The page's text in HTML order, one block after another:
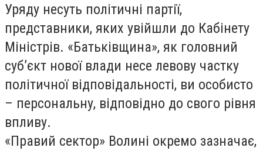
Уряду несуть політичні партії,
представники, яких увійшли до Кабінету
Міністрів. «Батьківщина», як головний
суб’єкт нової влади несе левову частку
політичної відповідальності, ви особисто
– персональну, відповідно до свого рівня
впливу.
«Правий сектор» Волині окремо зазначає,